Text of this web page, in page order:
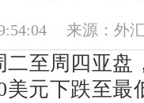
来源：外
周四亚盘
美元下跌至最